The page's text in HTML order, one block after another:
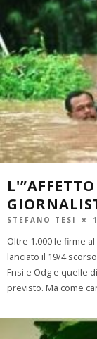
STEFANO TESI
Oltre 1.000 le firme
lanciato il 19/4
Fnsi e Odg e quelle
previsto. Ma come